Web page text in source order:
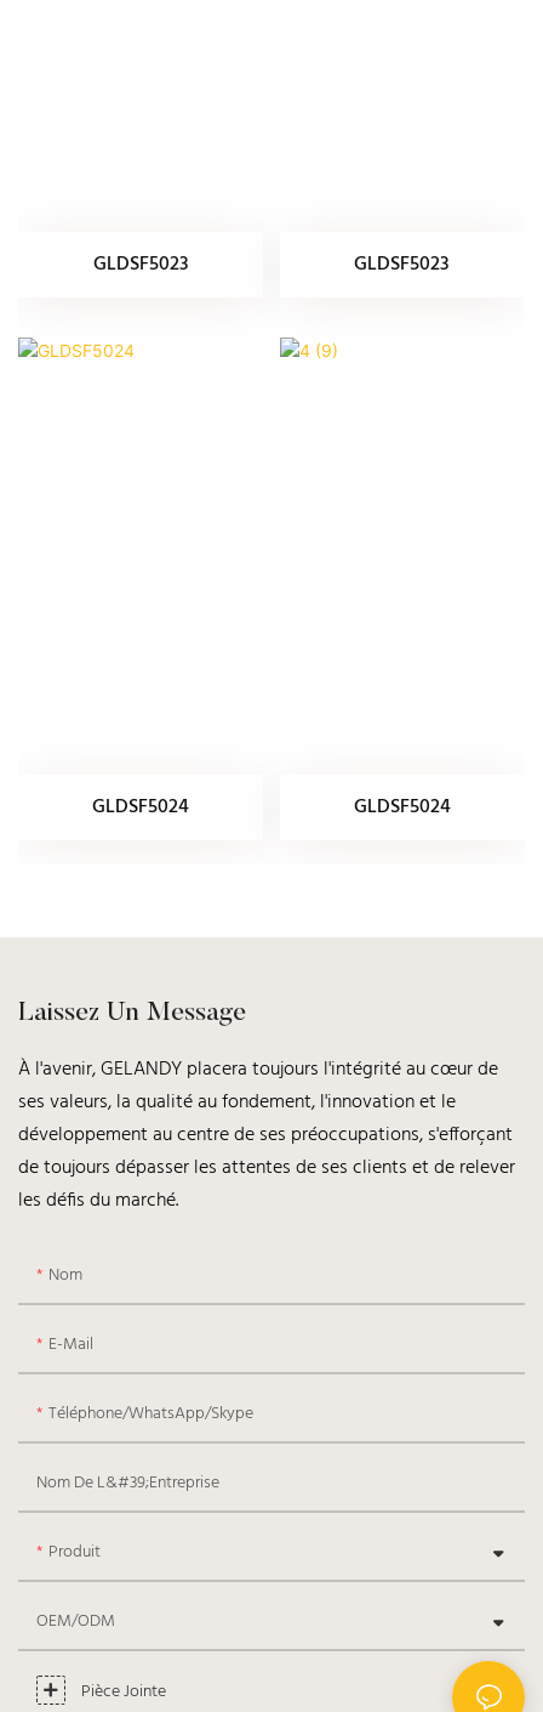
GLDSF5023 GLDSF5023
GLDSF5024 GLDSF5024
Laissez Un Message
À l'avenir, GELANDY placera toujours l'intégrité au cœur de
ses valeurs, la qualité au fondement, l'innovation et le
développement au centre de ses préoccupations, s'efforçant
de toujours dépasser les attentes de ses clients et de relever
les défis du marché.
Nom
E-Mail
Téléphone/WhatsApp/Skype
Nom De L&#39;entreprise
Produit
OEM/ODM
Pièce Jointe